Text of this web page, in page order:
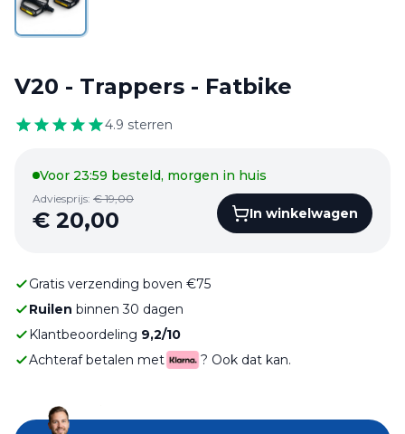
&
Contact
4.9 /
reviews
V20 - Trappers - Fatbike
4.9 sterren
Voor 23:59 besteld, morgen in huis
Adviesprijs: €19,00
€ 20,00 In winkelwagen
Gratis verzending boven €75
Ruilen binnen 30 dagen
Klantbeoordeling 9,2/10
Achteraf betalen met
? Ook dat kan.